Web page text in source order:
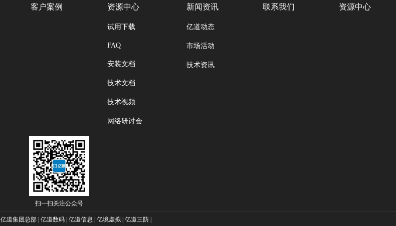
客户案例 资源中心
试用下载
FAQ
安装文档
技术文档
技术视频
网络研讨会
新闻资讯
亿道动态
市场活动
技术资讯
联系我们 资源中心
扫一扫关注公众号
亿道集团总部| 亿道数码| 亿道信息 | 亿境虚拟 | 亿道三防|